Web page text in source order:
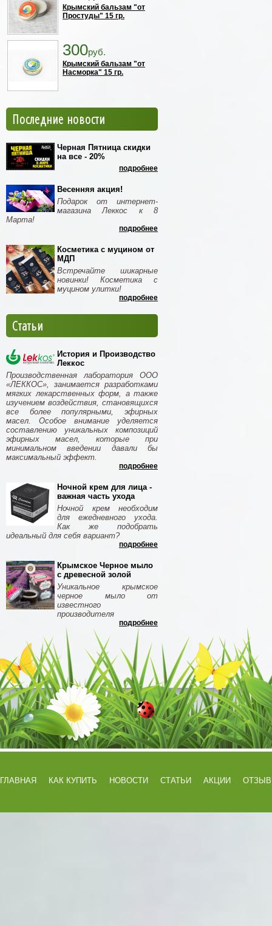
Крымский бальзам "от
Простуды" 15 гр.
300руб.
Крымский бальзам "от
Насморка" 15 гр.
Последние новости
Черная Пятница скидки
на все - 20%
подробнее
Весенняя акция!
Подарок от интернет-
магазина Леккос к 8
Марта!
подробнее
Косметика с муцином от
МДП
Встречайте шикарные
новинки! Косметика с
муцином улитки!
подробнее
Статьи
История и Производство
Леккос
Производственная лаборатория ООО
«ЛЕККОС», занимается разработками
мягких лекарственных форм, а также
изучением воздействия, становящихся
все более популярными, эфирных
масел. Особое внимание уделяется
составлению уникальных композиций
эфирных масел, которые при
минимальном введении давали бы
максимальный эффект.
подробнее
Ночной крем для лица -
важная часть ухода
Ночной крем необходим
для ежедневного ухода.
Как же подобрать
идеальный для себя вариант?
подробнее
Крымское Черное мыло
с древесной золой
Уникальное крымское
черное мыло от
известного
производителя
подробнее
ГЛАВНАЯ КАК КУПИТЬ НОВОСТИ СТАТЬИ АКЦИИ